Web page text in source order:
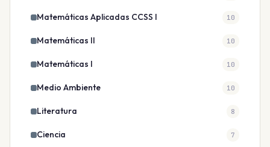
Matemáticas Aplicadas CCSS I 10
Matemáticas II 10
Matemáticas I 10
Medio Ambiente 10
Literatura 8
Ciencia 7